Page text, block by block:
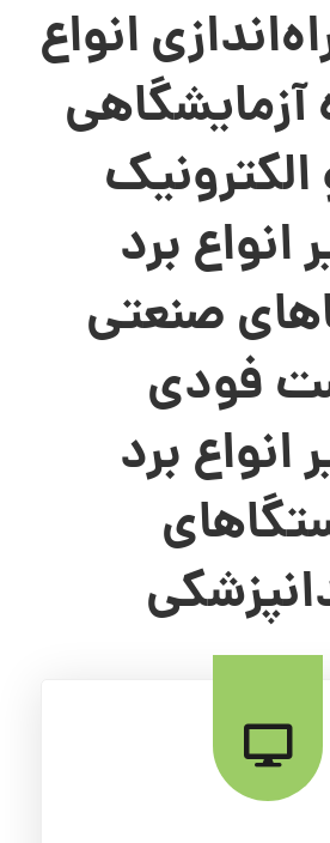
انواع
آزمایشگاهی
انواع برد
صنعتی
فودی
انواع برد